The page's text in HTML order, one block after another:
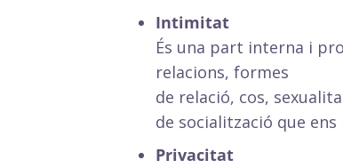
Intimitat
És una part interna i
relacions, formes
de relació, cos,
de socialització que
Privacitat